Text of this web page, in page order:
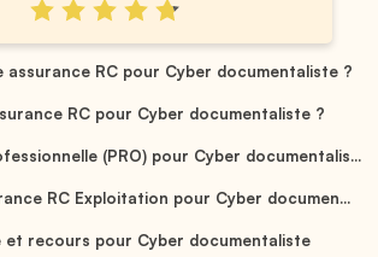
assurance RC pour Cyber documentaliste ?
RC pour Cyber documentaliste ?
(PRO) pour Cyber documentalis...
RC Exploitation pour Cyber documen...
et recours pour Cyber documentaliste